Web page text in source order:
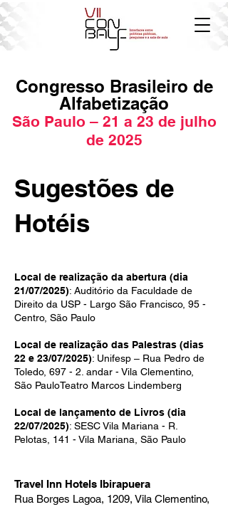
Congresso Brasileiro de
Alfabetização
São Paulo – 21 a 23 de julho
de 2025
Sugestões de
Hotéis
Local de realização da abertura (dia
21/07/2025): Auditório da Faculdade de
Direito da USP - Largo São Francisco, 95 -
Centro, São Paulo
Local de realização das Palestras (dias
22 e 23/07/2025): Unifesp – Rua Pedro de
Toledo, 697 - 2. andar - Vila Clementino,
São PauloTeatro Marcos Lindemberg
Local de lançamento de Livros (dia
22/07/2025): SESC Vila Mariana - R.
Pelotas, 141 - Vila Mariana, São Paulo
Travel Inn Hotels Ibirapuera
Rua Borges Lagoa, 1209, Vila Clementino,